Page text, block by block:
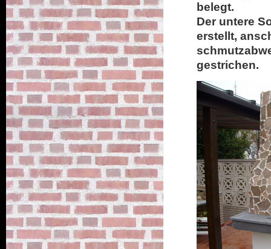
belegt.
Der untere
erstellt,
gestrichen.